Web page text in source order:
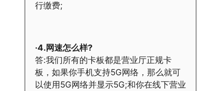
行缴费;
·4.网速怎么样?
答:我们所有的卡板都是营业厅正规卡
板，如果你手机支持5G网络，那么就可
以使用5G网络并显示5G;和你在线下营业